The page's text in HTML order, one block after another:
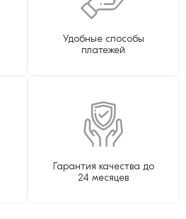
Удобные способы
платежей
Гарантия качества до
24 месяцев